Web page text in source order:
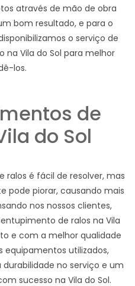
através de mão de obra
bom resultado, e para o
o serviço de
Vila do Sol para melhor
los.
de
do Sol
ralos é fácil de resolver, mas
pode piorar, causando mais
nos nossos clientes,
de ralos na Vila
e com a melhor qualidade
equipamentos utilizados,
no serviço e um
sucesso na Vila do Sol.